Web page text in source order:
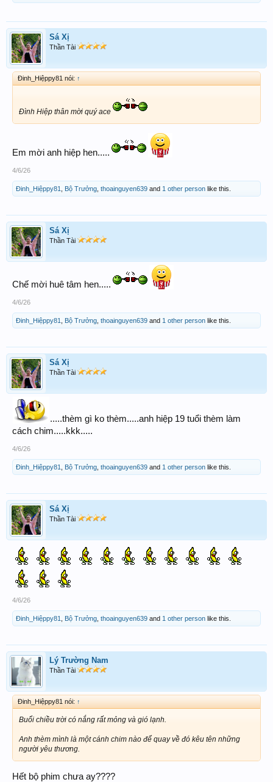
Sá Xị
Thần Tài
Đinh_Hiệppy81 nói: ↑
Đình Hiệp thân mời quý ace
Em mời anh hiệp hen.....
4/6/26
Đinh_Hiệppy81 Bộ Trưởng thoainguyen639 and 1 other person like this.
Sá Xị
Thần Tài
Chế mời huê tâm hen.....
4/6/26
Đinh_Hiệppy81 Bộ Trưởng thoainguyen639 and 1 other person like this.
Sá Xị
Thần Tài
.....thèm gì ko thèm.....anh hiệp 19 tuổi thèm làm
cách chim.....kkk.....
4/6/26
Đinh_Hiệppy81 Bộ Trưởng thoainguyen639 and 1 other person like this.
Sá Xị
Thần Tài
4/6/26
Đinh_Hiệppy81 Bộ Trưởng thoainguyen639 and 1 other person like this.
Lý Trường Nam
Thần Tài
Đinh_Hiệppy81 nói: ↑
Buổi chiều trời có nắng rất mỏng và gió lạnh.
Anh thèm mình là một cánh chim nào để quay về đó kêu tên những
người yêu thương.
Hết bộ phim chưa ay????